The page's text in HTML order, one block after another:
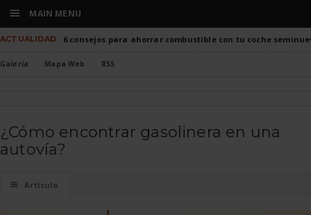
ACTUALIDAD 6 consejos para ahorrar combustible con tu coche
Galería Mapa Web RSS
¿Cómo encontrar gasolinera en una
autovía?
☰ Artículo
☰ MAIN MENU